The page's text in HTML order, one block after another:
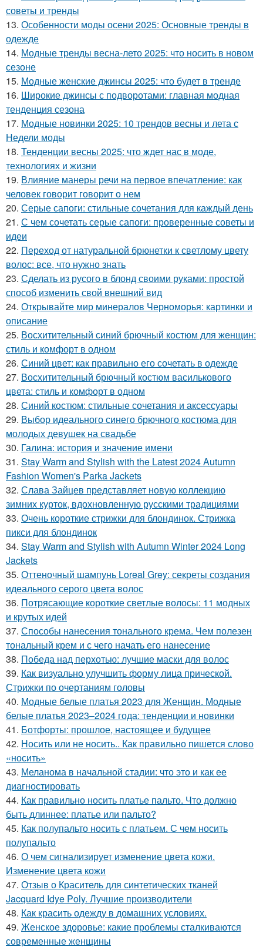
советы и тренды
13. Особенности моды осени 2025: Основные тренды в
одежде
14. Модные тренды весна-лето 2025: что носить в новом
сезоне
15. Модные женские джинсы 2025: что будет в тренде
16. Широкие джинсы с подворотами: главная модная
тенденция сезона
17. Модные новинки 2025: 10 трендов весны и лета с
Недели моды
18. Тенденции весны 2025: что ждет нас в моде,
технологиях и жизни
19. Влияние манеры речи на первое впечатление: как
человек говорит говорит о нем
20. Серые сапоги: стильные сочетания для каждый день
21. С чем сочетать серые сапоги: проверенные советы и
идеи
22. Переход от натуральной брюнетки к светлому цвету
волос: все, что нужно знать
23. Сделать из русого в блонд своими руками: простой
способ изменить свой внешний вид
24. Открывайте мир минералов Черноморья: картинки и
описание
25. Восхитительный синий брючный костюм для женщин:
стиль и комфорт в одном
26. Синий цвет: как правильно его сочетать в одежде
27. Восхитительный брючный костюм василькового
цвета: стиль и комфорт в одном
28. Синий костюм: стильные сочетания и аксессуары
29. Выбор идеального синего брючного костюма для
молодых девушек на свадьбе
30. Галина: история и значение имени
31. Stay Warm and Stylish with the Latest 2024 Autumn
Fashion Women's Parka Jackets
32. Слава Зайцев представляет новую коллекцию
зимних курток, вдохновленную русскими традициями
33. Очень короткие стрижки для блондинок. Стрижка
пикси для блондинок
34. Stay Warm and Stylish with Autumn Winter 2024 Long
Jackets
35. Оттеночный шампунь Loreal Grey: секреты создания
идеального серого цвета волос
36. Потрясающие короткие светлые волосы: 11 модных
и крутых идей
37. Способы нанесения тонального крема. Чем полезен
тональный крем и с чего начать его нанесение
38. Победа над перхотью: лучшие маски для волос
39. Как визуально улучшить форму лица прической.
Стрижки по очертаниям головы
40. Модные белые платья 2023 для Женщин. Модные
белые платья 2023–2024 года: тенденции и новинки
41. Ботфорты: прошлое, настоящее и будущее
42. Носить или не носить.. Как правильно пишется слово
«носить»
43. Меланома в начальной стадии: что это и как ее
диагностировать
44. Как правильно носить платье пальто. Что должно
быть длиннее: платье или пальто?
45. Как полупальто носить с платьем. С чем носить
полупальто
46. О чем сигнализирует изменение цвета кожи.
Изменение цвета кожи
47. Отзыв о Краситель для синтетических тканей
Jacquard Idye Poly. Лучшие производители
48. Как красить одежду в домашних условиях.
49. Женское здоровье: какие проблемы сталкиваются
современные женщины